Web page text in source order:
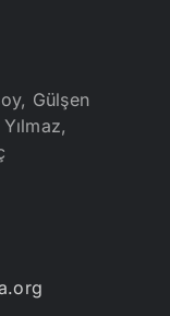
Gülşen